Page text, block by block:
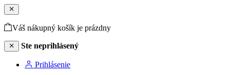
Váš nákupný košík je prázdny
Ste neprihlásený
Prihlásenie